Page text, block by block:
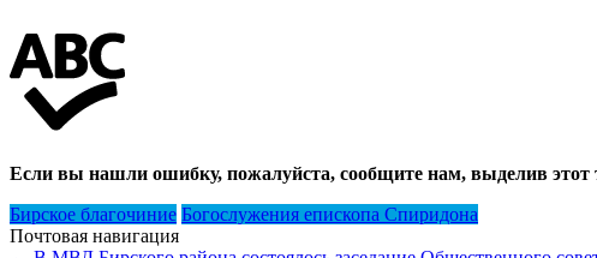
Если вы нашли ошибку, пожалуйста, сообщите нам, выделив этот
Бирское благочиние Богослужения епископа Спиридона
Почтовая навигация